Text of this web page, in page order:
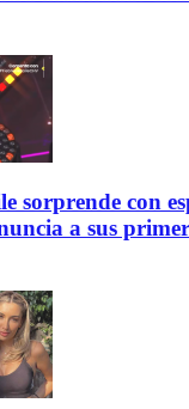
sorprende con
a sus